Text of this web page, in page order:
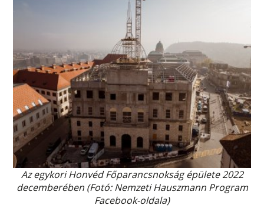
Az egykori Honvéd Főparancsnokság épülete 2022
decemberében (Fotó: Nemzeti Hauszmann Program
Facebook-oldala)